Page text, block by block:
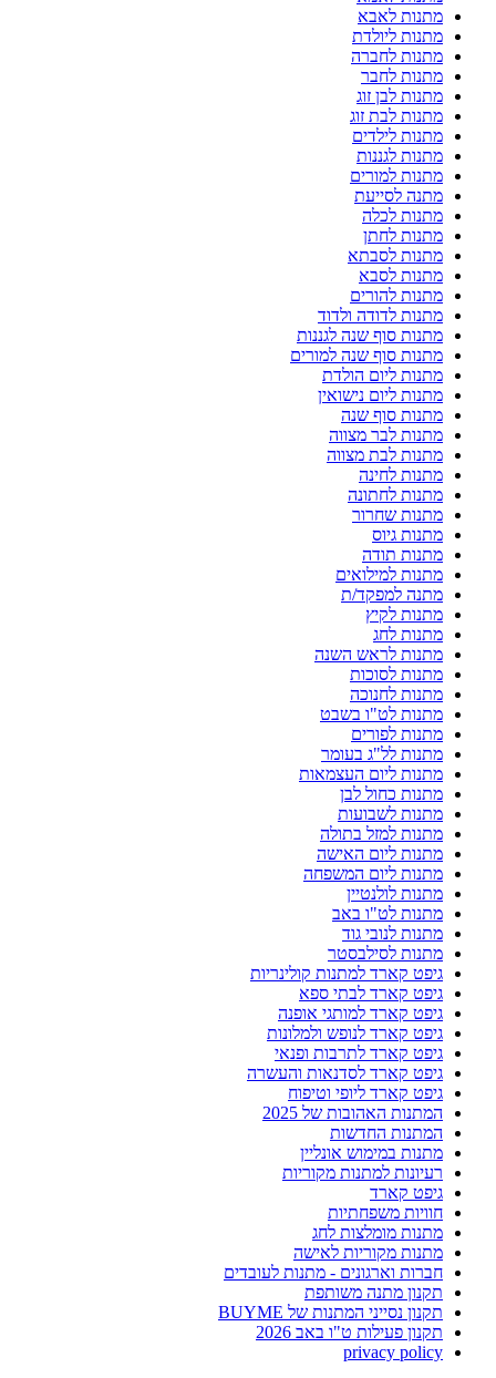
מתנות לאבא
מתנות ליולדת
מתנות לחברה
מתנות לחבר
מתנות לבן זוג
מתנות לבת זוג
מתנות לילדים
מתנות לגננות
מתנות למורים
מתנה לסייעת
מתנות לכלה
מתנות לחתן
מתנות לסבתא
מתנות לסבא
מתנות להורים
מתנות לדודה ולדוד
מתנות סוף שנה לגננות
מתנות סוף שנה למורים
מתנות ליום הולדת
מתנות ליום נישואין
מתנות סוף שנה
מתנות לבר מצווה
מתנות לבת מצווה
מתנות לחינה
מתנות לחתונה
מתנות שחרור
מתנות גיוס
מתנות תודה
מתנות למילואים
מתנה למפקד/ת
מתנות לקיץ
מתנות לחג
מתנות לראש השנה
מתנות לסוכות
מתנות לחנוכה
מתנות לט"ו בשבט
מתנות לפורים
מתנות לל"ג בעומר
מתנות ליום העצמאות
מתנות כחול לבן
מתנות לשבועות
מתנות למזל בתולה
מתנות ליום האישה
מתנות ליום המשפחה
מתנות לולנטיין
מתנות לט"ו באב
מתנות לנובי גוד
מתנות לסילבסטר
גיפט קארד למתנות קולינריות
גיפט קארד לבתי ספא
גיפט קארד למותגי אופנה
גיפט קארד לנופש ולמלונות
גיפט קארד לתרבות ופנאי
גיפט קארד לסדנאות והעשרה
גיפט קארד ליופי וטיפוח
המתנות האהובות של 2025
המתנות החדשות
מתנות במימוש אונליין
רעיונות למתנות מקוריות
גיפט קארד
חוויות משפחתיות
מתנות מומלצות לחג
מתנות מקוריות לאישה
חברות וארגונים - מתנות לעובדים
תקנון מתנה משותפת
תקנון נסייני המתנות של BUYME
תקנון פעילות ט"ו באב 2026
privacy policy